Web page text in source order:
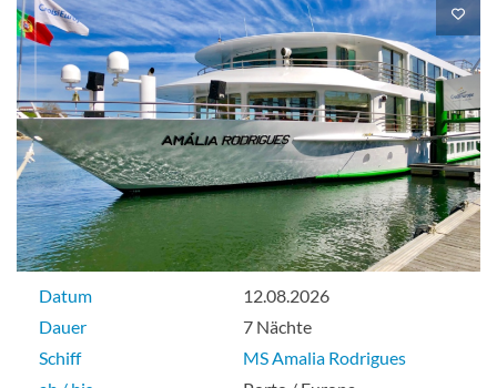
Datum
12.08.2026
Dauer
7 Nächte
Schiff
MS Amalia Rodrigues